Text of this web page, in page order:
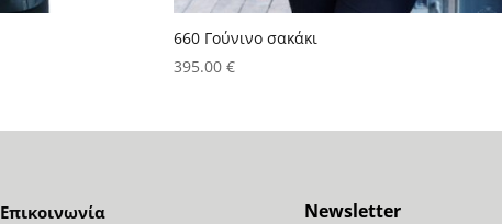
660 Γούνινο σακάκι
395.00 €
Επικοινωνία
Newsletter